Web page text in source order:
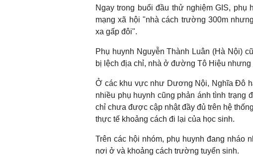
Ngay trong buổi đầu thử nghiệm GIS,
mạng xã hội "nhà cách trường 300m
xa gấp đôi".
Phụ huynh Nguyễn Thành Luân (Hà Nội)
bị lệch địa chỉ, nhà ở đường Tô Hiệu
Ở các khu vực như Dương Nội, Nghĩa Đô
nhiều phụ huynh cũng phản ánh tình trạng
chỉ chưa được cập nhật đầy đủ trên hệ
thực tế khoảng cách đi lại của học sinh.
Trên các hội nhóm, phụ huynh đang nháo
nơi ở và khoảng cách trường tuyển sinh.